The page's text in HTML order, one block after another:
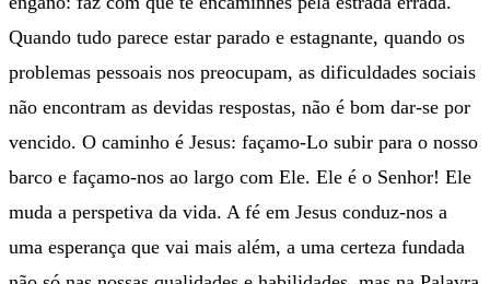
Quando tudo parece estar parado e estagnante, quando os
problemas pessoais nos preocupam, as dificuldades sociais
não encontram as devidas respostas, não é bom dar-se por
vencido. O caminho é Jesus: façamo-Lo subir para o nosso
barco e façamo-nos ao largo com Ele. Ele é o Senhor! Ele
muda a perspetiva da vida. A fé em Jesus conduz-nos a
uma esperança que vai mais além, a uma certeza fundada